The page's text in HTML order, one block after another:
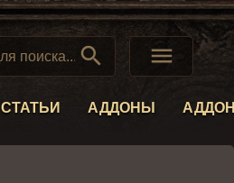
 
СТАТЬИ АДДОНЫ